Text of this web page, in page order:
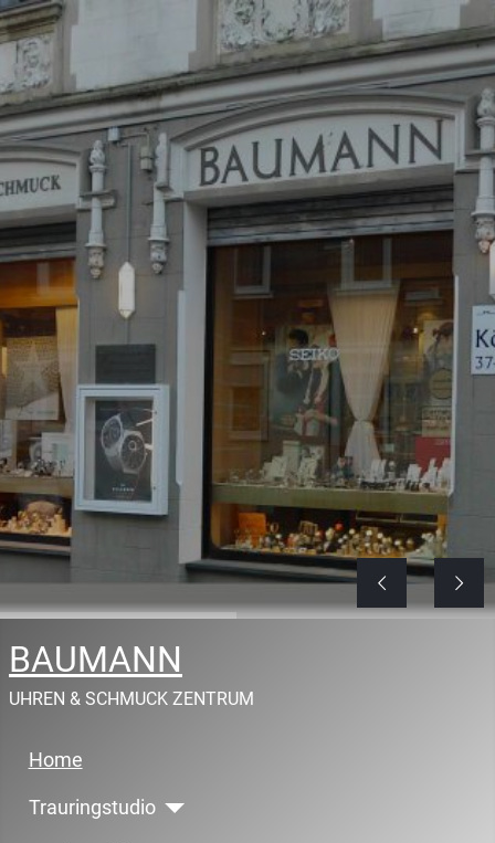
BAUMANN
UHREN & SCHMUCK ZENTRUM
Home
Trauringstudio